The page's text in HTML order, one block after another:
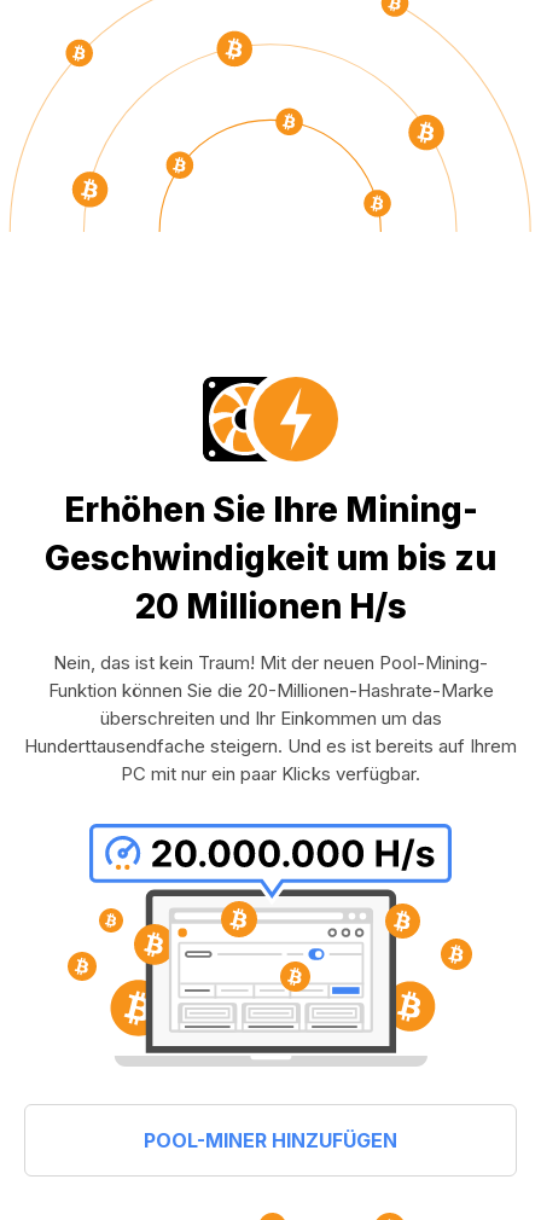
Erhöhen Sie Ihre Mining-
Geschwindigkeit um bis zu
20 Millionen H/s
Nein, das ist kein Traum! Mit der neuen Pool-Mining-
Funktion können Sie die 20-Millionen-Hashrate-Marke
überschreiten und Ihr Einkommen um das
Hunderttausendfache steigern. Und es ist bereits auf Ihrem
PC mit nur ein paar Klicks verfügbar.
POOL-MINER HINZUFÜGEN